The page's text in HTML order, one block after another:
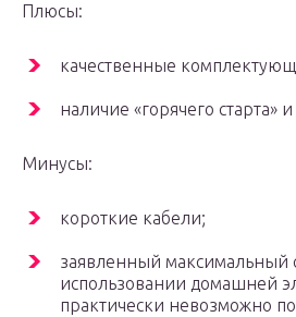
Плюсы:
качественные
наличие «горячего старта»
Минусы:
короткие кабели;
заявленный максимальный
использовании домашней
практически невозможно